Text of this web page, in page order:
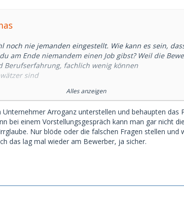
noch nie jemanden eingestellt. Wie kann es sein,
am Ende niemandem einen Job gibst? Weil die
Berufserfahrung, fachlich wenig können
sind
Forderungen haben
Jeder Unternehmer kennt das.😅
Alles anzeigen
Unternehmer Arroganz unterstellen und behaupten das
bei einem Vorstellungsgespräch kann man gar nicht
Nur blöde oder die falschen Fragen stellen und
das lag mal wieder am Bewerber, ja sicher.